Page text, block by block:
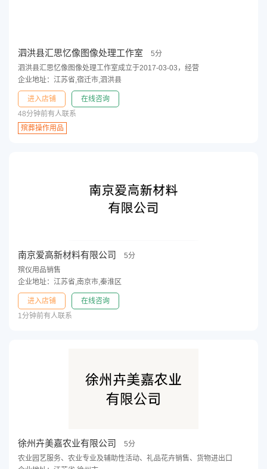
泗洪县汇思忆像图像处理工作室
5分
泗洪县汇思忆像图像处理工作室成立于2017-03-03，经营
企业地址：江苏省,宿迁市,泗洪县
进入店铺
在线咨询
48分钟前有人联系
殡葬操作用品
南京爱高新材料有限公司
5分
殡仪用品销售
企业地址：江苏省,南京市,秦淮区
进入店铺
在线咨询
1分钟前有人联系
徐州卉美嘉农业有限公司
5分
农业园艺服务、农业专业及辅助性活动、礼品花卉销售、货物进出口